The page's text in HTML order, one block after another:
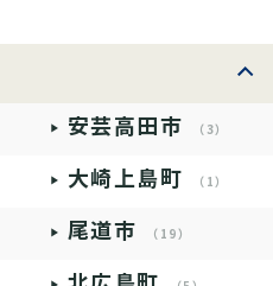
安芸高田市 （3）
大崎上島町 （1）
尾道市 （19）